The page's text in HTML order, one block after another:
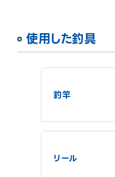
使用した釣具
釣竿
リール